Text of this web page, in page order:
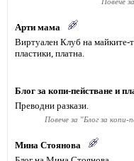
Арти мама
Виртуален Клуб на майките-
пластики, платна.
Блог за копи-пействане и
Преводни разкази.
Повече за "Блог за копи-
Мина Стоянова